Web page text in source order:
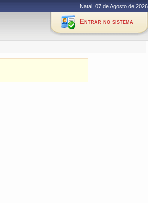
Natal, 07 de Agosto de 2026
Entrar no sistema